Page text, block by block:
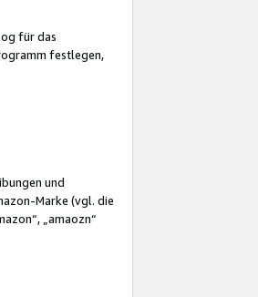
für das
festlegen,
und
Marke (vgl. die
„amaozn“